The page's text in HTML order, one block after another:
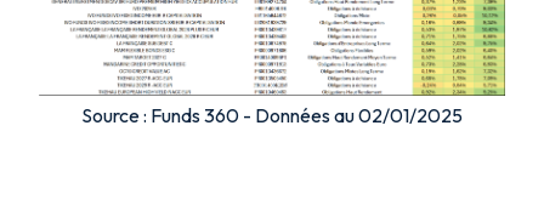
Source : Funds 360 - Données au 02/01/2025